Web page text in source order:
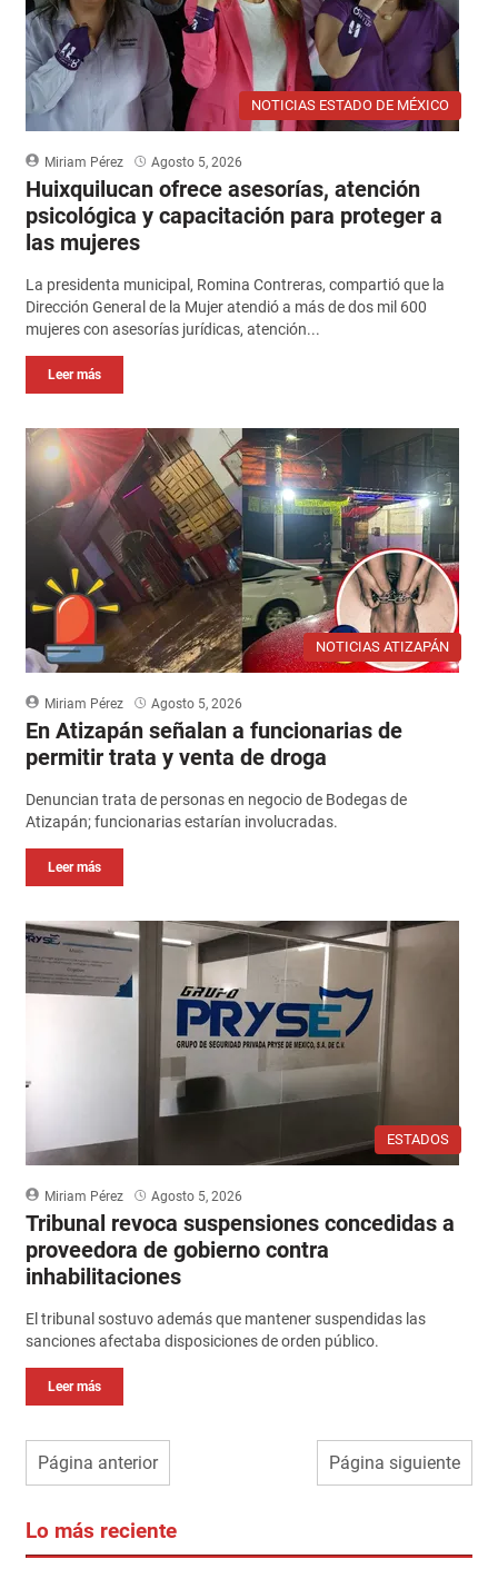
NOTICIAS ESTADO DE MÉXICO
Miriam Pérez Agosto 5, 2026
Huixquilucan ofrece asesorías, atención
psicológica y capacitación para proteger a
las mujeres
La presidenta municipal, Romina Contreras, compartió que la
Dirección General de la Mujer atendió a más de dos mil 600
mujeres con asesorías jurídicas, atención...
Leer más
NOTICIAS ATIZAPÁN
Miriam Pérez Agosto 5, 2026
En Atizapán señalan a funcionarias de
permitir trata y venta de droga
Denuncian trata de personas en negocio de Bodegas de
Atizapán; funcionarias estarían involucradas.
Leer más
ESTADOS
Miriam Pérez Agosto 5, 2026
Tribunal revoca suspensiones concedidas a
proveedora de gobierno contra
inhabilitaciones
El tribunal sostuvo además que mantener suspendidas las
sanciones afectaba disposiciones de orden público.
Leer más
Página anterior Página siguiente
Lo más reciente